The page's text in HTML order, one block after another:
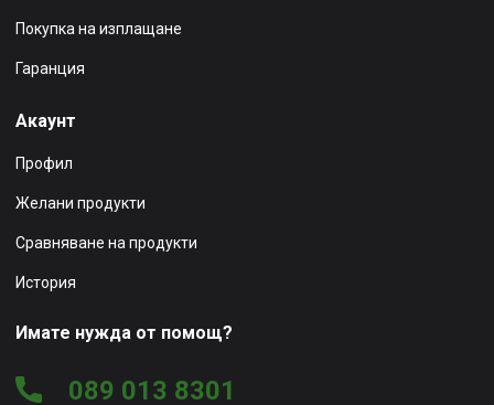
Покупка на изплащане
Гаранция
Акаунт
Профил
Желани продукти
Сравняване на продукти
История
Имате нужда от помощ?
089 013 8301